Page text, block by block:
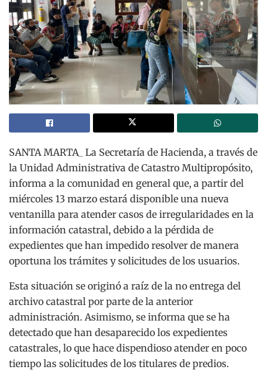
SANTA MARTA_ La Secretaría de Hacienda, a través de
la Unidad Administrativa de Catastro Multipropósito,
informa a la comunidad en general que, a partir del
miércoles 13 marzo estará disponible una nueva
ventanilla para atender casos de irregularidades en la
información catastral, debido a la pérdida de
expedientes que han impedido resolver de manera
oportuna los trámites y solicitudes de los usuarios.
Esta situación se originó a raíz de la no entrega del
archivo catastral por parte de la anterior
administración. Asimismo, se informa que se ha
detectado que han desaparecido los expedientes
catastrales, lo que hace dispendioso atender en poco
tiempo las solicitudes de los titulares de predios.